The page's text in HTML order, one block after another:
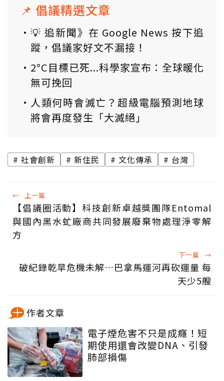
📌 倡議精選文章
💡 追新聞》在 Google News 按下追
蹤，倡議家好文不漏接！
2°C目標已死...科學家宣布：全球暖化
無可挽回
人類何時會滅亡？超級電腦預測地球
將會再度發生「大滅絕」
社會創新 新住民 文化傳承 台灣
← 上一篇
【倡議圈活動】科技創新卓越獎團隊Entomal
與國內黑水虻廠商共同發展廢棄物處理淨零解
方
下一篇 →
破紀錄乾旱危機未解…巴拿馬運河再砍運量 每
天少5艘
作者文章
電子煙危害不只是成癮！短
期使用還會改變DNA、引發
肺部損傷